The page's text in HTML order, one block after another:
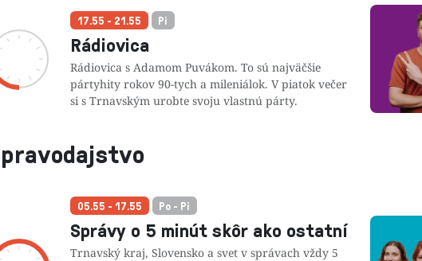
17.55 - 21.55 Pi
Rádiovica
Rádiovica s Adamom Puvákom. To sú najväčšie
pártyhity rokov 90-tych a mileniálok. V piatok večer
si s Trnavským urobte svoju vlastnú párty.
05.55 - 17.55 Po - Pi
Správy o 5 minút skôr ako ostatní
Trnavský kraj, Slovensko a svet v správach vždy 5